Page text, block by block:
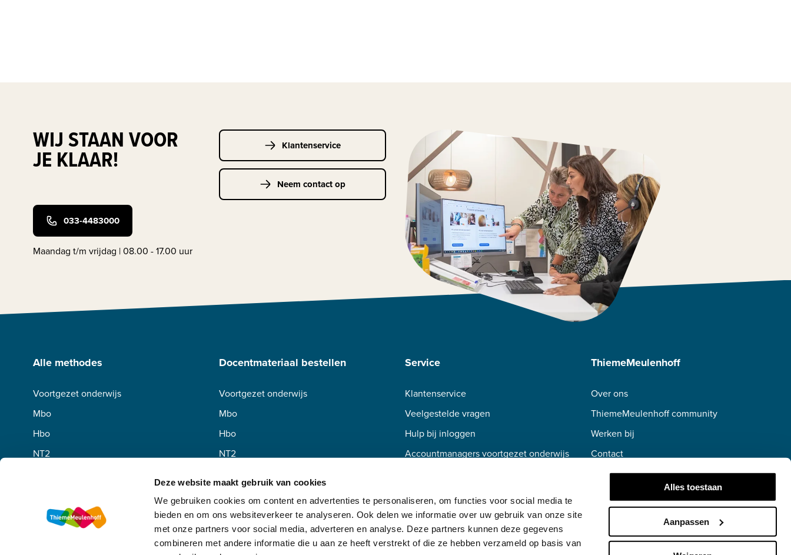
Deze website maakt gebruik van cookies
We gebruiken cookies om content en advertenties te personaliseren, om functies voor social media te
bieden en om ons websiteverkeer te analyseren. Ook delen we informatie over uw gebruik van onze site
met onze partners voor social media, adverteren en analyse. Deze partners kunnen deze gegevens
combineren met andere informatie die u aan ze heeft verstrekt of die ze hebben verzameld op basis van
Alles toestaan
Aanpassen
WIJ STAAN VOOR
JE KLAAR!
033-4483000
Maandag t/m vrijdag | 08.00 - 17.00 uur
Klantenservice
Neem contact op
Alle methodes
Voortgezet onderwijs
Mbo
Hbo
NT2
Docentmateriaal bestellen
Voortgezet onderwijs
Mbo
Hbo
NT2
Service
Klantenservice
Veelgestelde vragen
Hulp bij inloggen
Accountmanagers voortgezet onderwijs
ThiemeMeulenhoff
Over ons
ThiemeMeulenhoff community
Werken bij
Contact